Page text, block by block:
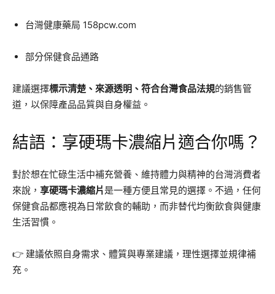
台灣健康藥局 158pcw.com
部分保健食品通路
建議選擇標示清楚、來源透明、符合台灣食品法規的銷售管
道，以保障產品品質與自身權益。
結語：享硬瑪卡濃縮片適合你嗎？
對於想在忙碌生活中補充營養、維持體力與精神的台灣消費者
來說， 享硬瑪卡濃縮片是一種方便且常見的選擇。不過，任何
保健食品都應視為日常飲食的輔助，而非替代均衡飲食與健康
生活習慣。
👉 建議依照自身需求、體質與專業建議，理性選擇並規律補
充。